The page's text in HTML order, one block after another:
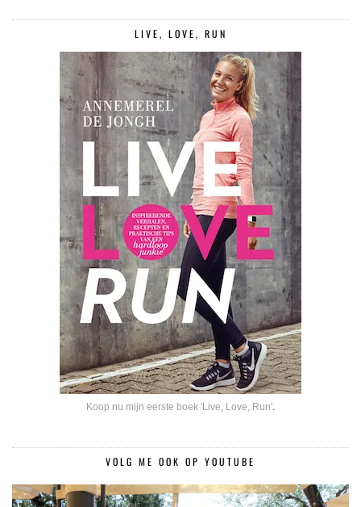
LIVE, LOVE, RUN
Koop nu mijn eerste boek 'Live, Love, Run'.
VOLG ME OOK OP YOUTUBE